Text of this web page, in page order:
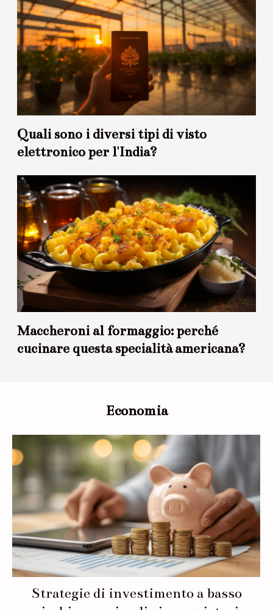
Quali sono i diversi tipi di visto
elettronico per l'India?
Maccheroni al formaggio: perché
cucinare questa specialità americana?
Economia
Strategie di investimento a basso